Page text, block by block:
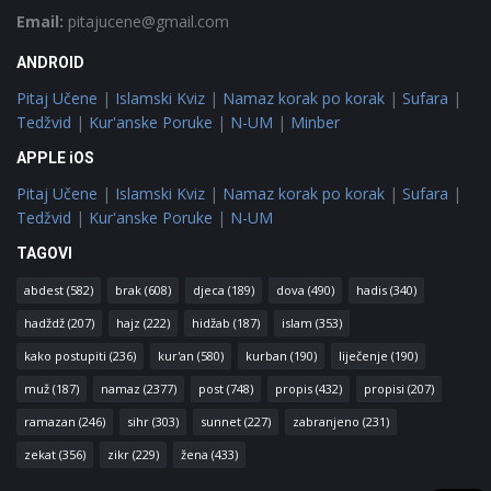
Email: pitajucene@gmail.com
ANDROID
Pitaj Učene | Islamski Kviz | Namaz korak po korak | Sufara |
Tedžvid | Kur'anske Poruke | N-UM | Minber
APPLE iOS
Pitaj Učene | Islamski Kviz | Namaz korak po korak | Sufara |
Tedžvid | Kur'anske Poruke | N-UM
TAGOVI
abdest (582) brak (608) djeca (189) dova (490) hadis (340)
hadždž (207) hajz (222) hidžab (187) islam (353)
kako postupiti (236) kur'an (580) kurban (190) liječenje (190)
muž (187) namaz (2377) post (748) propis (432) propisi (207)
ramazan (246) sihr (303) sunnet (227) zabranjeno (231)
zekat (356) zikr (229) žena (433)